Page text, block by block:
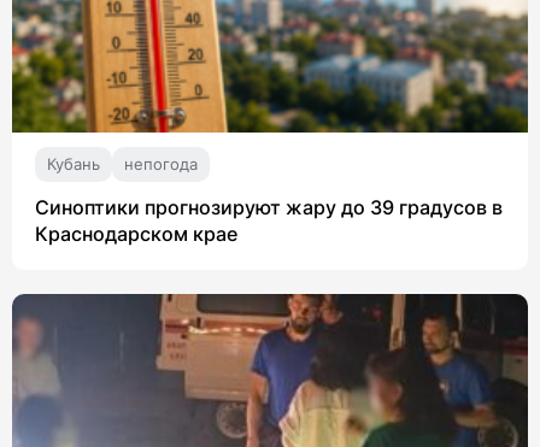
Кубань непогода
Синоптики прогнозируют жару до 39 градусов в
Краснодарском крае